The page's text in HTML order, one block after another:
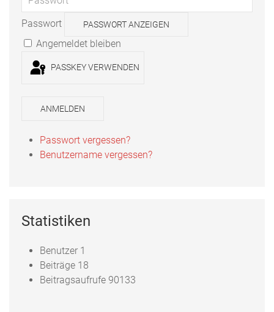
Passwort PASSWORT ANZEIGEN
Angemeldet bleiben
PASSKEY VERWENDEN
ANMELDEN
Passwort vergessen?
Benutzername vergessen?
Statistiken
Benutzer 1
Beiträge 18
Beitragsaufrufe 90133